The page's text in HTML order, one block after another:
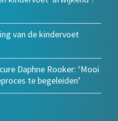
van de kindervoet
Daphne Rooker: ‘Mooi
te begeleiden’